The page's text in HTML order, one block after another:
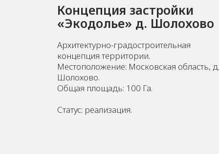
Концепция застройки
«Экодолье» д. Шолохово
Архитектурно-градостроительная
концепция территории.
Местоположение: Московская область, д.
Шолохово.
Общая площадь: 100 Га.
Статус: реализация.